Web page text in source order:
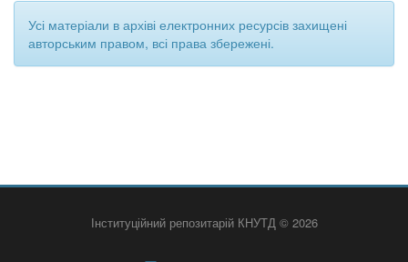
Усі матеріали в архіві електронних ресурсів захищені
авторським правом, всі права збережені.
Інституційний репозитарій КНУТД © 2026